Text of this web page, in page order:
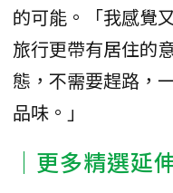
的可能。「我感覺
旅行更帶有居住的
態，不需要趕路，
品味。」
｜更多精選延